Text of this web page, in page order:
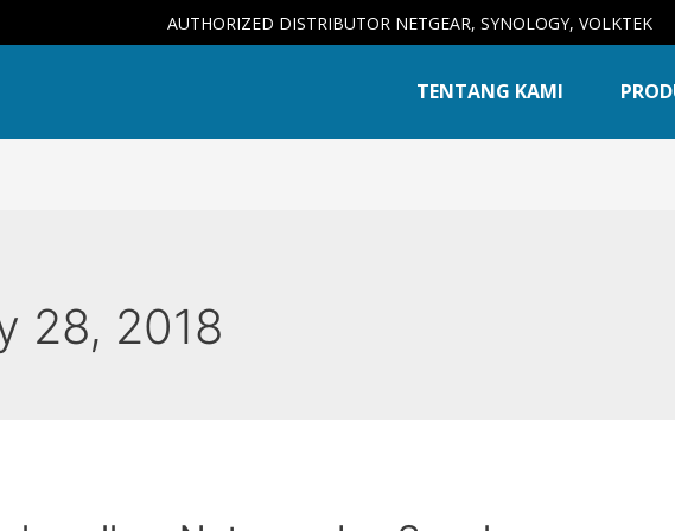
AUTHORIZED DISTRIBUTOR NETGEAR, SYNOLOGY, VOLKTEK
TENTANG KAMI
28, 2018